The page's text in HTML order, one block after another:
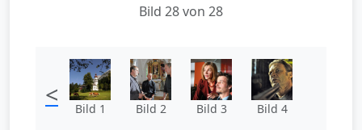
Bild 28 von 28
< Bild 1 Bild 2 Bild 3 Bild 4